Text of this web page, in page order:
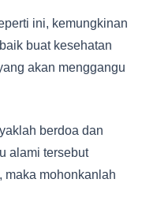
ini, kemungkinan
buat kesehatan
akan menggangu
berdoa dan
alami tersebut
maka mohonkanlah